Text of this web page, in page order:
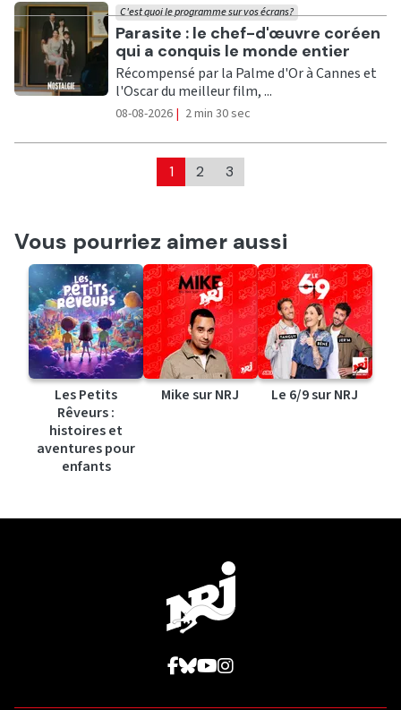
Ecouter
Parasite : le chef-d'œuvre coréen
qui a conquis le monde entier
C'est quoi le programme sur vos écrans?
Récompensé par la Palme d'Or à Cannes et
l'Oscar du meilleur film, ...
08-08-2026 | 2 min 30 sec
1 2 3
Vous pourriez aimer aussi
Les Petits
Rêveurs :
histoires et
aventures pour
enfants
Mike sur NRJ Le 6/9 sur NRJ